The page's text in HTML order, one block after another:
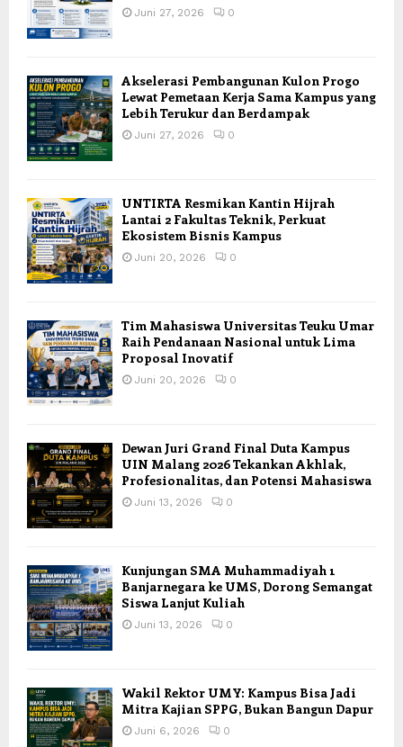
Juni 27, 2026 0
Akselerasi Pembangunan Kulon Progo
Lewat Pemetaan Kerja Sama Kampus yang
Lebih Terukur dan Berdampak
Juni 27, 2026 0
UNTIRTA Resmikan Kantin Hijrah
Lantai 2 Fakultas Teknik, Perkuat
Ekosistem Bisnis Kampus
Juni 20, 2026 0
Tim Mahasiswa Universitas Teuku Umar
Raih Pendanaan Nasional untuk Lima
Proposal Inovatif
Juni 20, 2026 0
Dewan Juri Grand Final Duta Kampus
UIN Malang 2026 Tekankan Akhlak,
Profesionalitas, dan Potensi Mahasiswa
Juni 13, 2026 0
Kunjungan SMA Muhammadiyah 1
Banjarnegara ke UMS, Dorong Semangat
Siswa Lanjut Kuliah
Juni 13, 2026 0
Wakil Rektor UMY: Kampus Bisa Jadi
Mitra Kajian SPPG, Bukan Bangun Dapur
Juni 6, 2026 0